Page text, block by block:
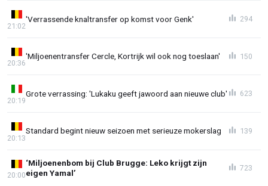
'Verrassende knaltransfer op komst voor Genk'
21:02
294
'Miljoenentransfer Cercle, Kortrijk wil ook nog toeslaan'
20:36
150
Grote verrassing: 'Lukaku geeft jawoord aan nieuwe club'
20:19
623
Standard begint nieuw seizoen met serieuze mokerslag
20:13
139
‘Miljoenenbom bij Club Brugge: Leko krijgt zijn
eigen Yamal’
20:00
723